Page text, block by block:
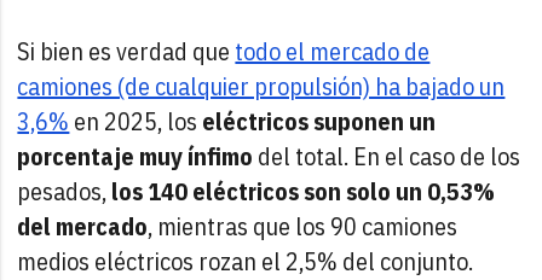
Si bien es verdad que todo el mercado de
camiones (de cualquier propulsión) ha bajado un
3,6% en 2025, los eléctricos suponen un
porcentaje muy ínfimo del total. En el caso de los
pesados,los 140 eléctricos son solo un 0,53%
del mercado, mientras que los 90 camiones
medios eléctricos rozan el 2,5% del conjunto.